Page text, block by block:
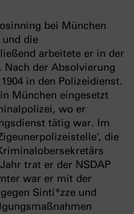
bei München
und die
arbeitete er in der
der Absolvierung
in den Polizeidienst.
München eingesetzt
wo er
tätig war. Im
die
trat er der NSDAP
war er mit der
Sinti*zze und